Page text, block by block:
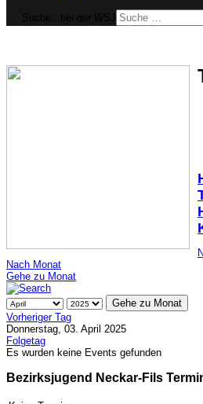
Nach Monat
Gehe zu Monat
Gehe zu Monat
Vorheriger Tag
Donnerstag, 03. April 2025
Folgetag
Es wurden keine Events gefunden
Bezirksjugend Neckar-Fils